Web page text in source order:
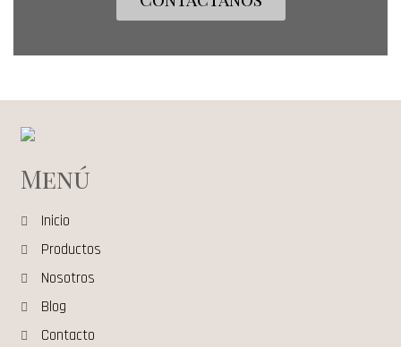
Menú
Inicio
Productos
Nosotros
Blog
Contacto